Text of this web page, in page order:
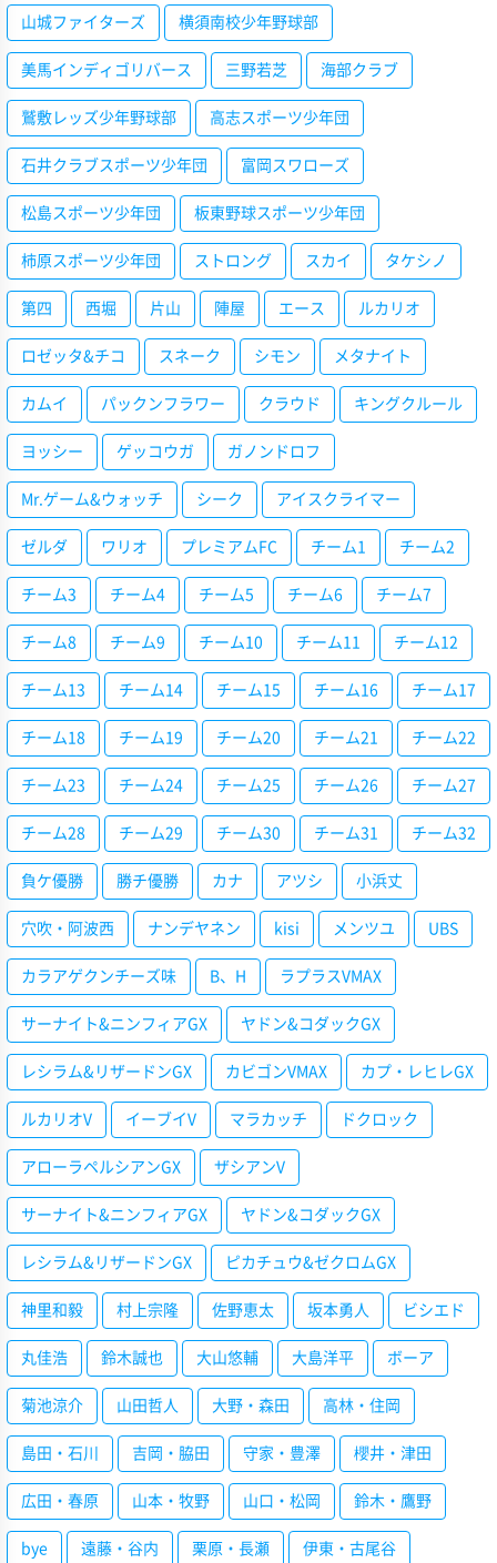
山城ファイターズ 横須南校少年野球部
美馬インディゴリバース 三野若芝 海部クラブ
鷲敷レッズ少年野球部 高志スポーツ少年団
石井クラブスポーツ少年団 富岡スワローズ
松島スポーツ少年団 板東野球スポーツ少年団
柿原スポーツ少年団 ストロング スカイ タケシノ
第四 西堀 片山 陣屋 エース ルカリオ
ロゼッタ&チコ スネーク シモン メタナイト
カムイ パックンフラワー クラウド キングクルール
ヨッシー ゲッコウガ ガノンドロフ
Mr.ゲーム&ウォッチ シーク アイスクライマー
ゼルダ ワリオ プレミアムFC チーム1 チーム2
チーム3 チーム4 チーム5 チーム6 チーム7
チーム8 チーム9 チーム10 チーム11 チーム12
チーム13 チーム14 チーム15 チーム16 チーム17
チーム18 チーム19 チーム20 チーム21 チーム22
チーム23 チーム24 チーム25 チーム26 チーム27
チーム28 チーム29 チーム30 チーム31 チーム32
負ケ優勝 勝チ優勝 カナ アツシ 小浜丈
穴吹・阿波西 ナンデヤネン kisi メンツユ UBS
カラアゲクンチーズ味 B、H ラプラスVMAX
サーナイト&ニンフィアGX ヤドン&コダックGX
レシラム&リザードンGX カビゴンVMAX カプ・レヒレGX
ルカリオV イーブイV マラカッチ ドクロック
アローラペルシアンGX ザシアンV
サーナイト&ニンフィアGX ヤドン&コダックGX
レシラム&リザードンGX ピカチュウ&ゼクロムGX
神里和毅 村上宗隆 佐野恵太 坂本勇人 ビシエド
丸佳浩 鈴木誠也 大山悠輔 大島洋平 ボーア
菊池涼介 山田哲人 大野・森田 高林・住岡
島田・石川 吉岡・脇田 守家・豊澤 櫻井・津田
広田・春原 山本・牧野 山口・松岡 鈴木・鷹野
bye 遠藤・谷内 栗原・長瀬 伊東・古尾谷